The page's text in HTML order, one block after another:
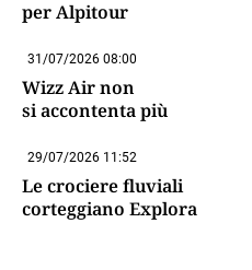
per Alpitour
31/07/2026 08:00
Wizz Air non
si accontenta più
29/07/2026 11:52
Le crociere fluviali
corteggiano Explora